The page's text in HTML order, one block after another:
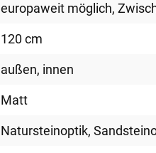
europaweit möglich,
120 cm
außen, innen
Matt
Natursteinoptik,